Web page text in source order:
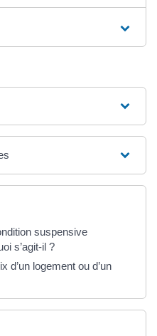
suspensive
s’agit-il ?
d’un logement ou d’un